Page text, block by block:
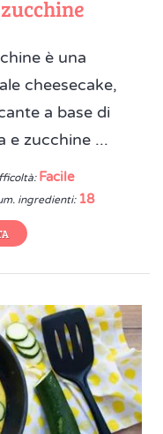
è una
cheesecake,
a base di
e zucchine ...
Facile
ingredienti: 18